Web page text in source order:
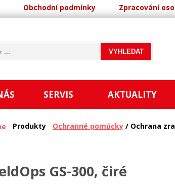
Obchodní podmínky Zpracování
SERVIS AKTUALITY
Produkty Ochranné pomůcky / Ochrana
GS-300, čiré